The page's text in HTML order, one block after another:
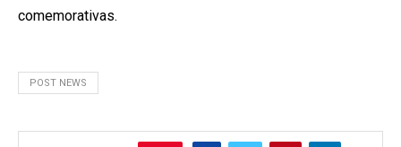
comemorativas.
POST NEWS